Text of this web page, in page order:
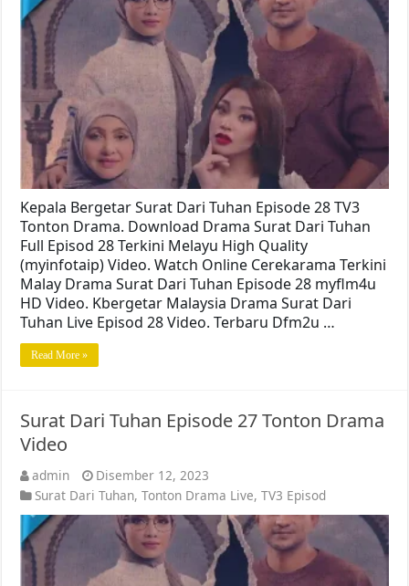
Kepala Bergetar Surat Dari Tuhan Episode 28 TV3
Tonton Drama. Download Drama Surat Dari Tuhan
Full Episod 28 Terkini Melayu High Quality
(myinfotaip) Video. Watch Online Cerekarama Terkini
Malay Drama Surat Dari Tuhan Episode 28 myflm4u
HD Video. Kbergetar Malaysia Drama Surat Dari
Tuhan Live Episod 28 Video. Terbaru Dfm2u …
Read More »
Surat Dari Tuhan Episode 27 Tonton Drama
Video
admin
Disember 12, 2023
Surat Dari Tuhan,Tonton Drama Live,TV3 Episod